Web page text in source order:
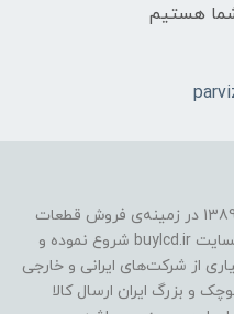
پارسا کامپیوتر فعالیت خود را از سال 1389 در زمینه‌ی فروش قطعات
کامپیوتر به صورت آنلاین از طریق وبسایت buylcd.ir شروع نموده و
از شرکت‌های ایرانی و خارجی
و بزرگ ایران ارسال کالا